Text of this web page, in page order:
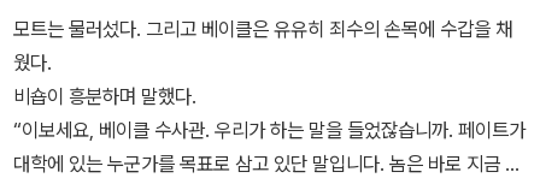
질레트는 냉정하게 대답했다.
“키보드의 느낌, 시스템의 반응지연, 하드드라이브 소리 같은 걸로 알
아요. 이미 말했듯이.”
셸턴은 고개를 저었다. 비숍에게 물었다.
“저 말에 동의하지는 않겠지? 무엇보다도, 우린 놈이 인터넷 근처에
녀는 아침인사로 포옹이라도 하려는 것처럼 그의 주변을 맴돌았다.
하지만 그가 철저하게 집중하고 있다는 걸 눈치 채고 그러지 않기로
한 모양이었다. 의자를 끌어다가 모니터 가까이 앉았다. 토니 모트도
가까이 자리를 잡았다. 밥 셸턴은 비숍에게 아내가 아파서 늦게 오겠
다고 전화를 했다.
모트는 물러섰다. 그리고 베이클은 유유히 죄수의 손목에 수갑을 채
웠다.
비숍이 흥분하며 말했다.
“이보세요, 베이클 수사관. 우리가 하는 말을 들었잖습니까. 페이트가
대학에 있는 누군가를 목표로 삼고 있단 말입니다. 놈은 바로 지금 캠